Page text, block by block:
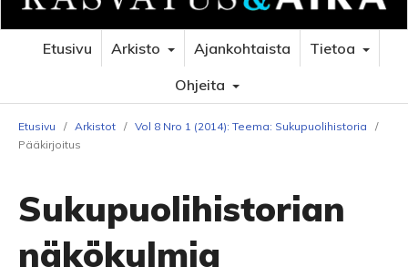
Etusivu Arkisto Ajankohtaista
Tietoa
Ohjeita
Etusivu / Arkistot / Vol 8 Nro 1 (2014): Teema: Sukupuolihistoria
/
Pääkirjoitus
Sukupuolihistorian
näkökulmia